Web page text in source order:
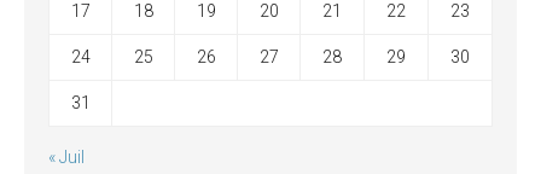
17 18 19 20 21 22 23
24 25 26 27 28 29 30
31
« Juil